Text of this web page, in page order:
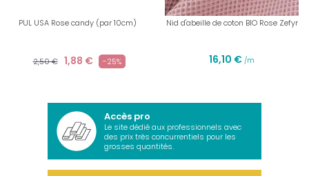
PUL USA Rose candy (par 10cm)
2,50 € 1,88 € -25%
Nid d'abeille de coton BIO Rose Zefyr
16,10 € /m
Accès pro
Le site dédié aux professionnels avec
des prix très concurrentiels pour les
grosses quantités.